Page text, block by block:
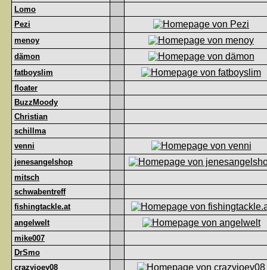
Lomo
Pezi
menoy
dämon
fatboyslim
floater
BuzzMoody
Christian
schillma
venni
jenesangelshop
mitsch
schwabentreff
fishingtackle.at
angelwelt
mike007
DrSmo
crazyjoey08